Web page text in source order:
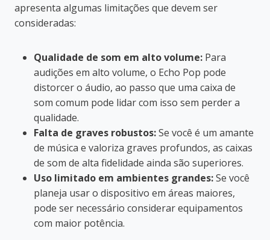
apresenta algumas limitações que devem ser
consideradas:
Qualidade de som em alto volume: Para
audições em alto volume, o Echo Pop pode
distorcer o áudio, ao passo que uma caixa de
som comum pode lidar com isso sem perder a
qualidade.
Falta de graves robustos:Se você é um amante
de música e valoriza graves profundos, as caixas
de som de alta fidelidade ainda são superiores.
Uso limitado em ambientes grandes:Se você
planeja usar o dispositivo em áreas maiores,
pode ser necessário considerar equipamentos
com maior potência.